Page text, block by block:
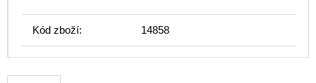
Kód zboží: 14858